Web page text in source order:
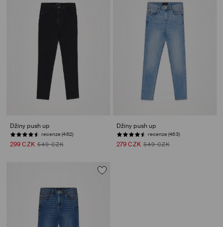
Džíny push up
recenze (462)
299 CZK 549 CZK
Džíny push up
recenze (463)
279 CZK 549 CZK